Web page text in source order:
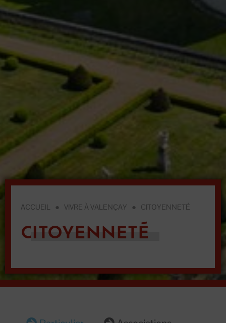
ACCUEIL ● VIVRE À VALENÇAY ● CITOYENNETÉ
CITOYENNETÉ